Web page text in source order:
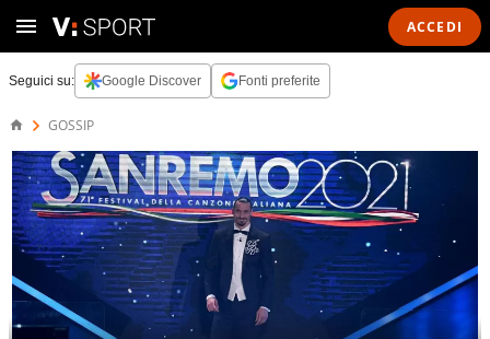
ACCEDI
Seguici su: Google Discover Fonti preferite
GOSSIP